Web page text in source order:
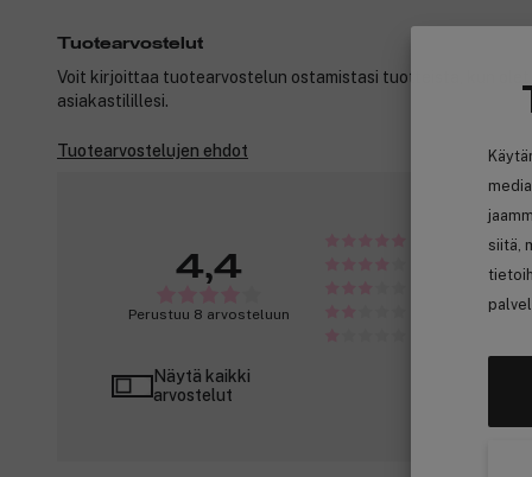
siitä,
Tuotearvostelut
Voit kirjoittaa tuotearvostelun ostamistasi tuotteista, kun olet
asiakastilillesi.
Tuotearvostelujen ehdot
4,4
Perustuu 8 arvosteluun
Näytä kaikki
arvostelut